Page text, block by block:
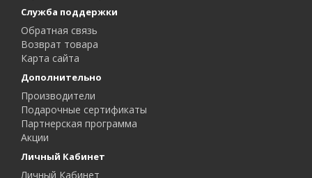
Служба поддержки
Обратная связь
Возврат товара
Карта сайта
Дополнительно
Производители
Подарочные сертификаты
Партнерская программа
Акции
Личный Кабинет
Личный Кабинет